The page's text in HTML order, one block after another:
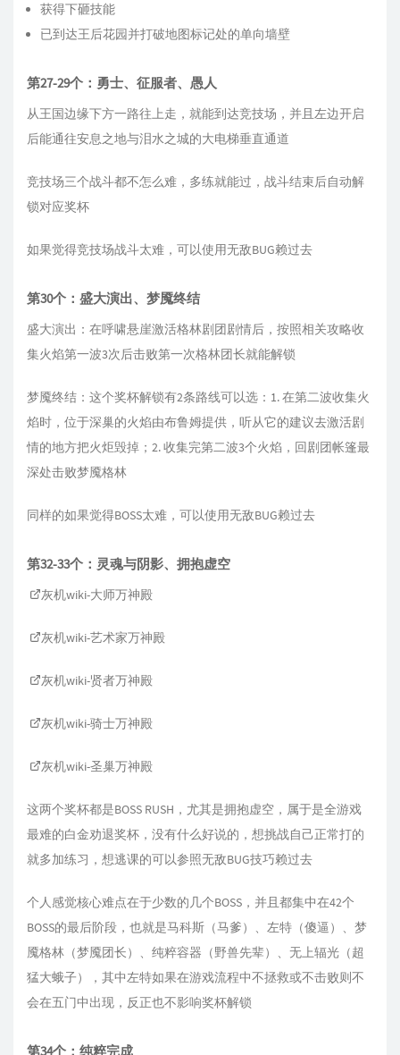
获得下砸技能
已到达王后花园并打破地图标记处的单向墙壁
第27-29个：勇士、征服者、愚人
从王国边缘下方一路往上走，就能到达竞技场，并且左边开启
后能通往安息之地与泪水之城的大电梯垂直通道
竞技场三个战斗都不怎么难，多练就能过，战斗结束后自动解
锁对应奖杯
如果觉得竞技场战斗太难，可以使用无敌BUG赖过去
第30个：盛大演出、梦魇终结
盛大演出：在呼啸悬崖激活格林剧团剧情后，按照相关攻略收
集火焰第一波3次后击败第一次格林团长就能解锁
梦魇终结：这个奖杯解锁有2条路线可以选：1. 在第二波收集火
焰时，位于深巢的火焰由布鲁姆提供，听从它的建议去激活剧
情的地方把火炬毁掉；2. 收集完第二波3个火焰，回剧团帐篷最
深处击败梦魇格林
同样的如果觉得BOSS太难，可以使用无敌BUG赖过去
第32-33个：灵魂与阴影、拥抱虚空
灰机wiki-大师万神殿
灰机wiki-艺术家万神殿
灰机wiki-贤者万神殿
灰机wiki-骑士万神殿
灰机wiki-圣巢万神殿
这两个奖杯都是BOSS RUSH，尤其是拥抱虚空，属于是全游戏
最难的白金劝退奖杯，没有什么好说的，想挑战自己正常打的
就多加练习，想逃课的可以参照无敌BUG技巧赖过去
个人感觉核心难点在于少数的几个BOSS，并且都集中在42个
BOSS的最后阶段，也就是马科斯（马爹）、左特（傻逼）、梦
魇格林（梦魇团长）、纯粹容器（野兽先辈）、无上辐光（超
猛大蛾子），其中左特如果在游戏流程中不拯救或不击败则不
会在五门中出现，反正也不影响奖杯解锁
第34个：纯粹完成